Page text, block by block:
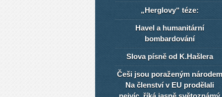
„Herglovy“ téze:
Havel a humanitární
bombardování
Slova písně od K.Hašlera
Češi jsou poraženým národem
Na členství v EU prodělali